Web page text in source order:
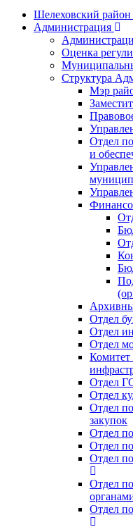
Шелеховский район
Администрация
Оценка
Структура
Мэр
Отдел
и
Отдел
Отдел
Отдел
Комитет
Отдел
Отдел
Отдел
закупок
Отдел
Отдел
Отдел
Отдел
Отдел